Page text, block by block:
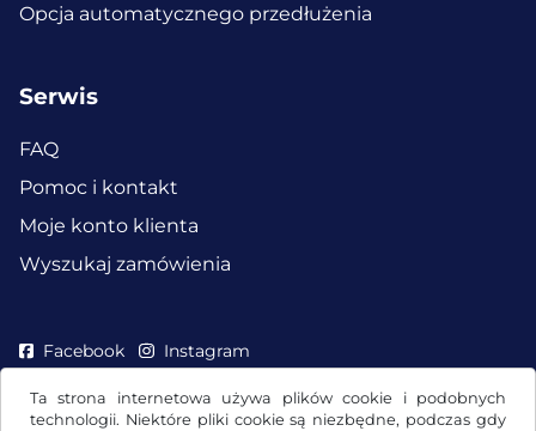
Ta strona internetowa używa plików cookie i podobnych
technologii. Niektóre pliki cookie są niezbędne, podczas gdy
Opcja automatycznego przedłużenia
Serwis
FAQ
Pomoc i kontakt
Moje konto klienta
Wyszukaj zamówienia
Facebook Instagram